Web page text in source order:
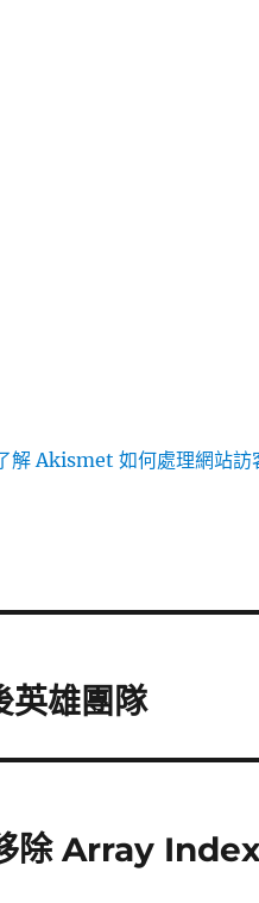
解 Akismet 如何處理網站訪
英雄團隊
除 Array